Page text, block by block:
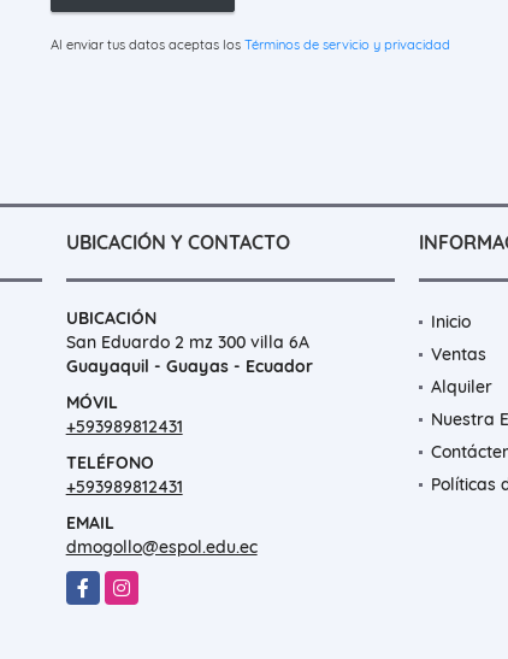
Al enviar tus datos aceptas los Términos de servicio y privacidad
UBICACIÓN Y CONTACTO
UBICACIÓN
San Eduardo 2 mz 300 villa 6A
Guayaquil - Guayas - Ecuador
MÓVIL
+593989812431
TELÉFONO
+593989812431
EMAIL
dmogollo@espol.edu.ec
FacebookInstagram
Inicio
Ventas
Alquiler
Nuestra
Políticas